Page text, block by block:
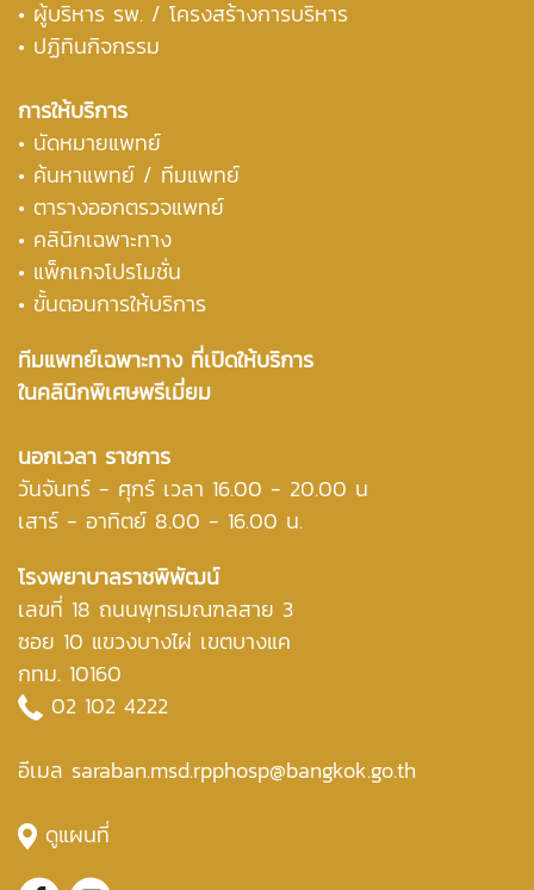
• ผู้บริหาร รพ. / โครงสร้างการบริหาร
• ปฏิทินกิจกรรม
การให้บริการ
• นัดหมายแพทย์
• ค้นหาแพทย์ / ทีมแพทย์
• ตารางออกตรวจแพทย์
• คลินิกเฉพาะทาง
• แพ็กเกจโปรโมชั่น
• ขั้นตอนการให้บริการ
ทีมแพทย์เฉพาะทาง ที่เปิดให้บริการ
ในคลินิกพิเศษพรีเมี่ยม
นอกเวลา ราชการ
วันจันทร์ - ศุกร์ เวลา 16.00 - 20.00 น
เสาร์ - อาทิตย์ 8.00 - 16.00 น.
โรงพยาบาลราชพิพัฒน์
เลขที่ 18 ถนนพุทธมณฑลสาย 3
ซอย 10 แขวงบางไผ่ เขตบางแค
กทม. 10160
02 102 4222
อีเมล saraban.msd.rpphosp@bangkok.go.th
ดูแผนที่